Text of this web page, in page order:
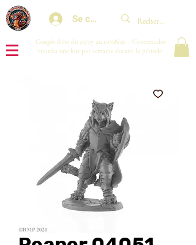
Se connecter
Congés d'été du 29/07 au 10/08/26 : Commandes
traitées une fois par semaine durant la période.